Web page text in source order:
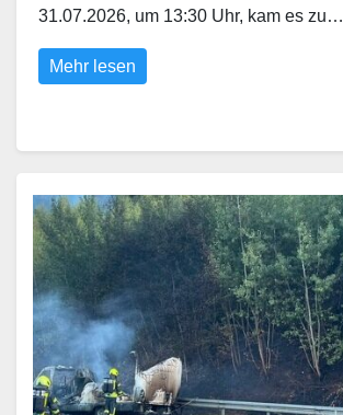
31.07.2026, um 13:30 Uhr, kam es zu…
Mehr lesen